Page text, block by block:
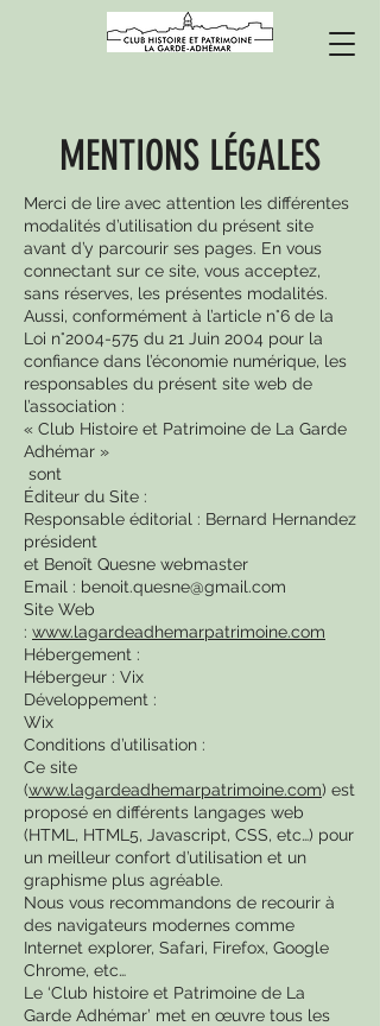
MENTIONS LÉGALES
Merci de lire avec attention les différentes
modalités d’utilisation du présent site
avant d’y parcourir ses pages. En vous
connectant sur ce site, vous acceptez,
sans réserves, les présentes modalités.
Aussi, conformément à l’article n°6 de la
Loi n°2004-575 du 21 Juin 2004 pour la
confiance dans l’économie numérique, les
responsables du présent site web de
l’association :
« Club Histoire et Patrimoine de La Garde
Adhémar »
sont
Éditeur du Site :
Responsable éditorial : Bernard Hernandez
président
et Benoît Quesne webmaster
Email : benoit.quesne@gmail.com
Site Web
: www.lagardeadhemarpatrimoine.com
Hébergement :
Hébergeur : Vix
Développement :
Wix
Conditions d’utilisation :
Ce site
(www.lagardeadhemarpatrimoine.com) est
proposé en différents langages web
(HTML, HTML5, Javascript, CSS, etc…) pour
un meilleur confort d’utilisation et un
graphisme plus agréable.
Nous vous recommandons de recourir à
des navigateurs modernes comme
Internet explorer, Safari, Firefox, Google
Chrome, etc…
Le ‘Club histoire et Patrimoine de La
Garde Adhémar’ met en œuvre tous les